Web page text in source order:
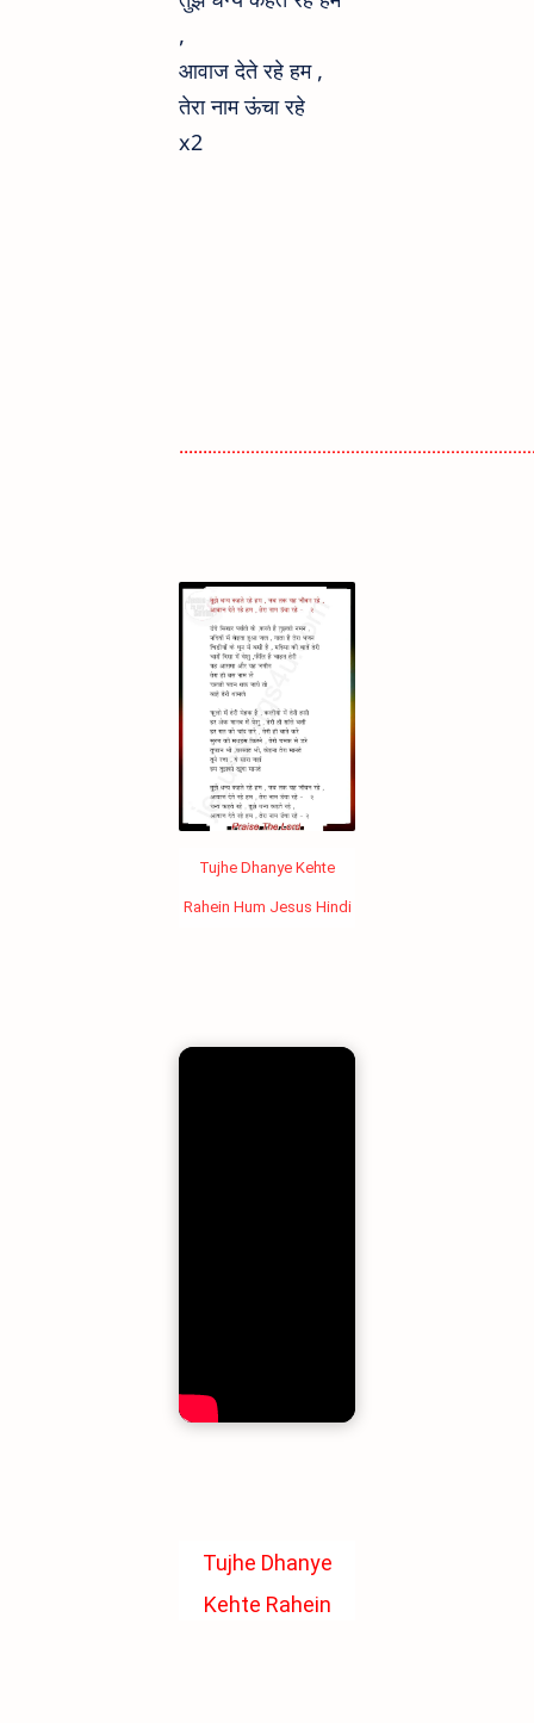
,
आवाज देते रहे हम ,
तेरा नाम ऊंचा रहे
x2
..............................................................
Tujhe Dhanye Kehte
Rahein Hum Jesus Hindi
Tujhe Dhanye
Kehte Rahein